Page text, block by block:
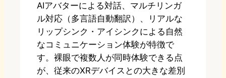
AIアバターによる対話、マルチリンガ
ル対応（多言語自動翻訳）、リアルな
リップシンク・アイシンクによる自然
なコミュニケーション体験が特徴で
す。裸眼で複数人が同時体験できる点
が、従来のXRデバイスとの大きな差別